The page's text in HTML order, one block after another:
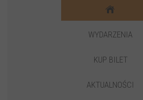
WYDARZENIA
KUP BILET
AKTUALNOŚCI